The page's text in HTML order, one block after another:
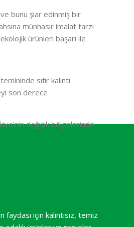
ve bunu şiar edinmiş bir
münhasır imalat tarzı
ürünleri başarı ile
sıfır kalıntı
son derece
değişik bölgelerinde
için kalıntısız, temiz